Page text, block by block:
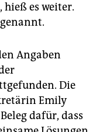
es weiter.
Angaben
Die
Emily
dafür, dass